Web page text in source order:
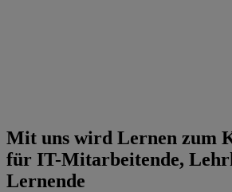
Mit uns wird Lernen zum
für IT-Mitarbeitende,
Lernende